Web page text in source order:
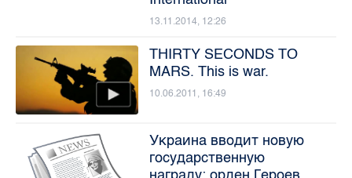
13.11.2014, 12:26
THIRTY SECONDS TO
MARS. This is war.
10.06.2011, 16:49
Украина вводит новую
государственную
награду: орден Героев